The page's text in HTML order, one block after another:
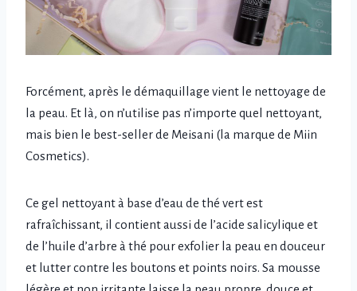
Forcément, après le démaquillage vient le nettoyage de
la peau. Et là, on n’utilise pas n’importe quel nettoyant,
mais bien le best-seller de Meisani (la marque de Miin
Cosmetics).
Ce gel nettoyant à base d’eau de thé vert est
rafraîchissant, il contient aussi de l’acide salicylique et
de l’huile d’arbre à thé pour exfolier la peau en douceur
et lutter contre les boutons et points noirs. Sa mousse